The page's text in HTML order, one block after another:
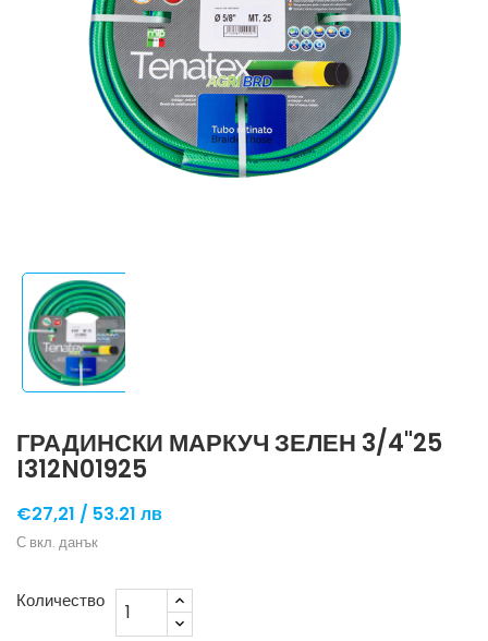
ГРАДИНСКИ МАРКУЧ ЗЕЛЕН 3/4"25
I312N01925
€27,21 / 53.21 лв
С вкл. данък
Количество